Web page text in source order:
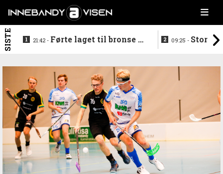
SISTE 21:42 - Førte laget til bronse -
09:25 -